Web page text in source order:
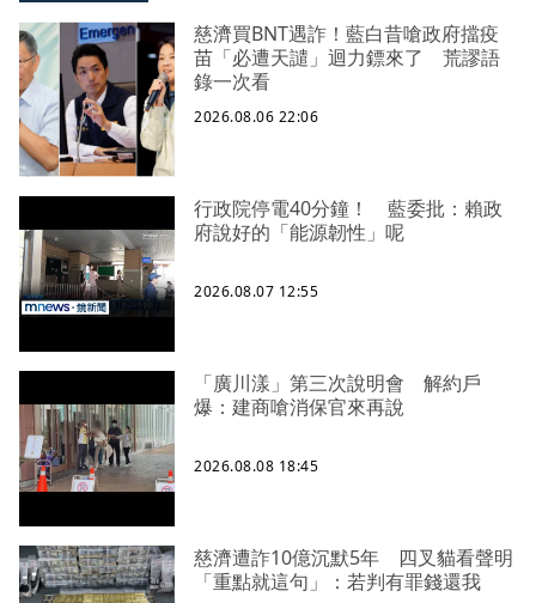
慈濟買BNT遇詐！藍白昔嗆政府擋疫
苗「必遭天譴」迴力鏢來了 荒謬語
錄一次看
2026.08.06 22:06
行政院停電40分鐘！ 藍委批：賴政
府說好的「能源韌性」呢
2026.08.07 12:55
「廣川漾」第三次說明會 解約戶
爆：建商嗆消保官來再說
2026.08.08 18:45
慈濟遭詐10億沉默5年 四叉貓看聲明
「重點就這句」：若判有罪錢還我